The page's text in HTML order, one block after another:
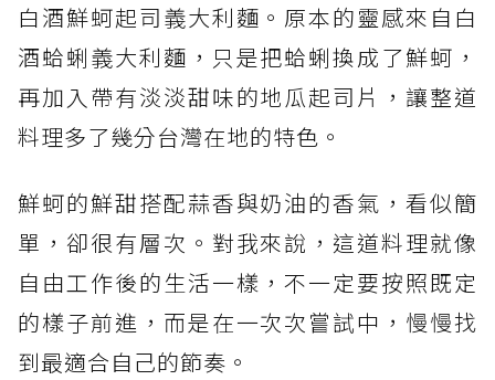
白酒鮮蚵起司義大利麵。原本的靈感來自白
酒蛤蜊義大利麵，只是把蛤蜊換成了鮮蚵，
再加入帶有淡淡甜味的地瓜起司片，讓整道
料理多了幾分台灣在地的特色。
鮮蚵的鮮甜搭配蒜香與奶油的香氣，看似簡
單，卻很有層次。對我來說，這道料理就像
自由工作後的生活一樣，不一定要按照既定
的樣子前進，而是在一次次嘗試中，慢慢找
到最適合自己的節奏。